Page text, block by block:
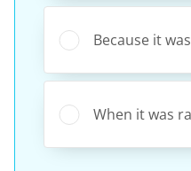
Because it
When it was